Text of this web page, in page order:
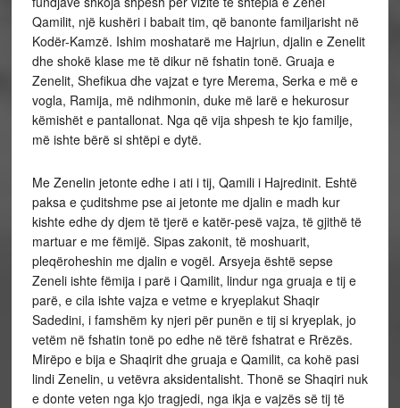
Qamilit, një kushëri i babait tim, që banonte familjarisht në
Kodër-Kamzë. Ishim moshatarë me Hajriun, djalin e Zenelit
dhe shokë klase me të dikur në fshatin tonë. Gruaja e
Zenelit, Shefikua dhe vajzat e tyre Merema, Serka e më e
vogla, Ramija, më ndihmonin, duke më larë e hekurosur
këmishët e pantallonat. Nga që vija shpesh te kjo familje,
më ishte bërë si shtëpi e dytë.
Me Zenelin jetonte edhe i ati i tij, Qamili i Hajredinit. Eshtë
paksa e çuditshme pse ai jetonte me djalin e madh kur
kishte edhe dy djem të tjerë e katër-pesë vajza, të gjithë të
martuar e me fëmijë. Sipas zakonit, të moshuarit,
pleqëroheshin me djalin e vogël. Arsyeja është sepse
Zeneli ishte fëmija i parë i Qamilit, lindur nga gruaja e tij e
parë, e cila ishte vajza e vetme e kryeplakut Shaqir
Sadedini, i famshëm ky njeri për punën e tij si kryeplak, jo
vetëm në fshatin tonë po edhe në tërë fshatrat e Rrëzës.
Mirëpo e bija e Shaqirit dhe gruaja e Qamilit, ca kohë pasi
lindi Zenelin, u vetëvra aksidentalisht. Thonë se Shaqiri nuk
e donte veten nga kjo tragjedi, nga ikja e vajzës së tij të